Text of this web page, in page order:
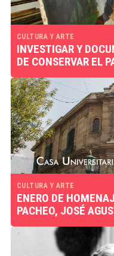
CULTURA Y ARTE
INVESTIGAR Y
DE CONSERVAR EL
CULTURA Y ARTE
ENERO DE
PACHEO, JOSÉ